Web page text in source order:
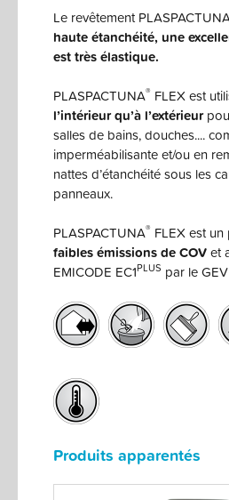
Le revêtement
haute étanchéité, une
est très élastique.
PLASPACTUNA® FLEX est
l’intérieur qu’à l’extérieur
salles de bains, douches....
imperméabilisante et/ou en
nattes d’étanchéité sous les
panneaux.
PLASPACTUNA® FLEX est
faibles émissions de COVet
EMICODE EC1PLUS par le
Produits apparentés